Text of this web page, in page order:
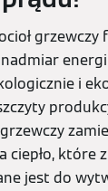
grzewczy
i
ciepło, które
jest do